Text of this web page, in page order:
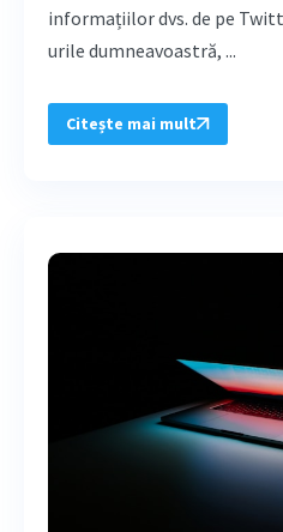
informațiilor dvs. de pe
urile dumneavoastră, ...
Citește mai mult